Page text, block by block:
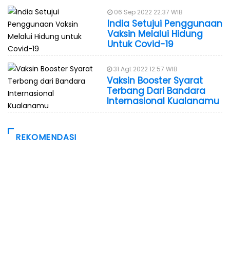
06 Sep 2022 22:37 WIB
India Setujui Penggunaan
Vaksin Melalui Hidung
Untuk Covid-19
31 Agt 2022 12:57 WIB
Vaksin Booster Syarat
Terbang Dari Bandara
Internasional Kualanamu
REKOMENDASI